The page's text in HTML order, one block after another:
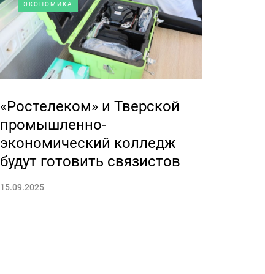
ЭКОНОМИКА
«Ростелеком» и Тверской
промышленно-
экономический колледж
будут готовить связистов
15.09.2025